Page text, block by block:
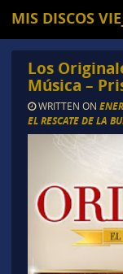
MIS DISCOS
Los
Música –
WRITTEN ON
EL RESCATE DE LA